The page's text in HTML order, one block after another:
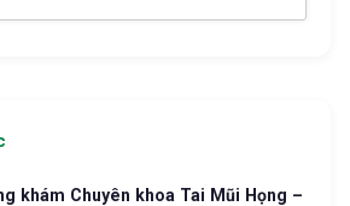
khám Chuyên khoa Tai Mũi Họng –